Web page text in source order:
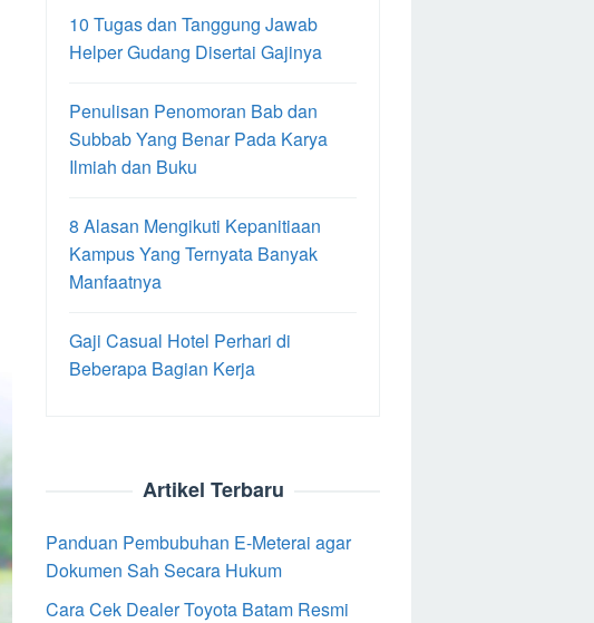
10 Tugas dan Tanggung Jawab
Helper Gudang Disertai Gajinya
Penulisan Penomoran Bab dan
Subbab Yang Benar Pada Karya
Ilmiah dan Buku
8 Alasan Mengikuti Kepanitiaan
Kampus Yang Ternyata Banyak
Manfaatnya
Gaji Casual Hotel Perhari di
Beberapa Bagian Kerja
Artikel Terbaru
Panduan Pembubuhan E-Meterai agar
Dokumen Sah Secara Hukum
Cara Cek Dealer Toyota Batam Resmi